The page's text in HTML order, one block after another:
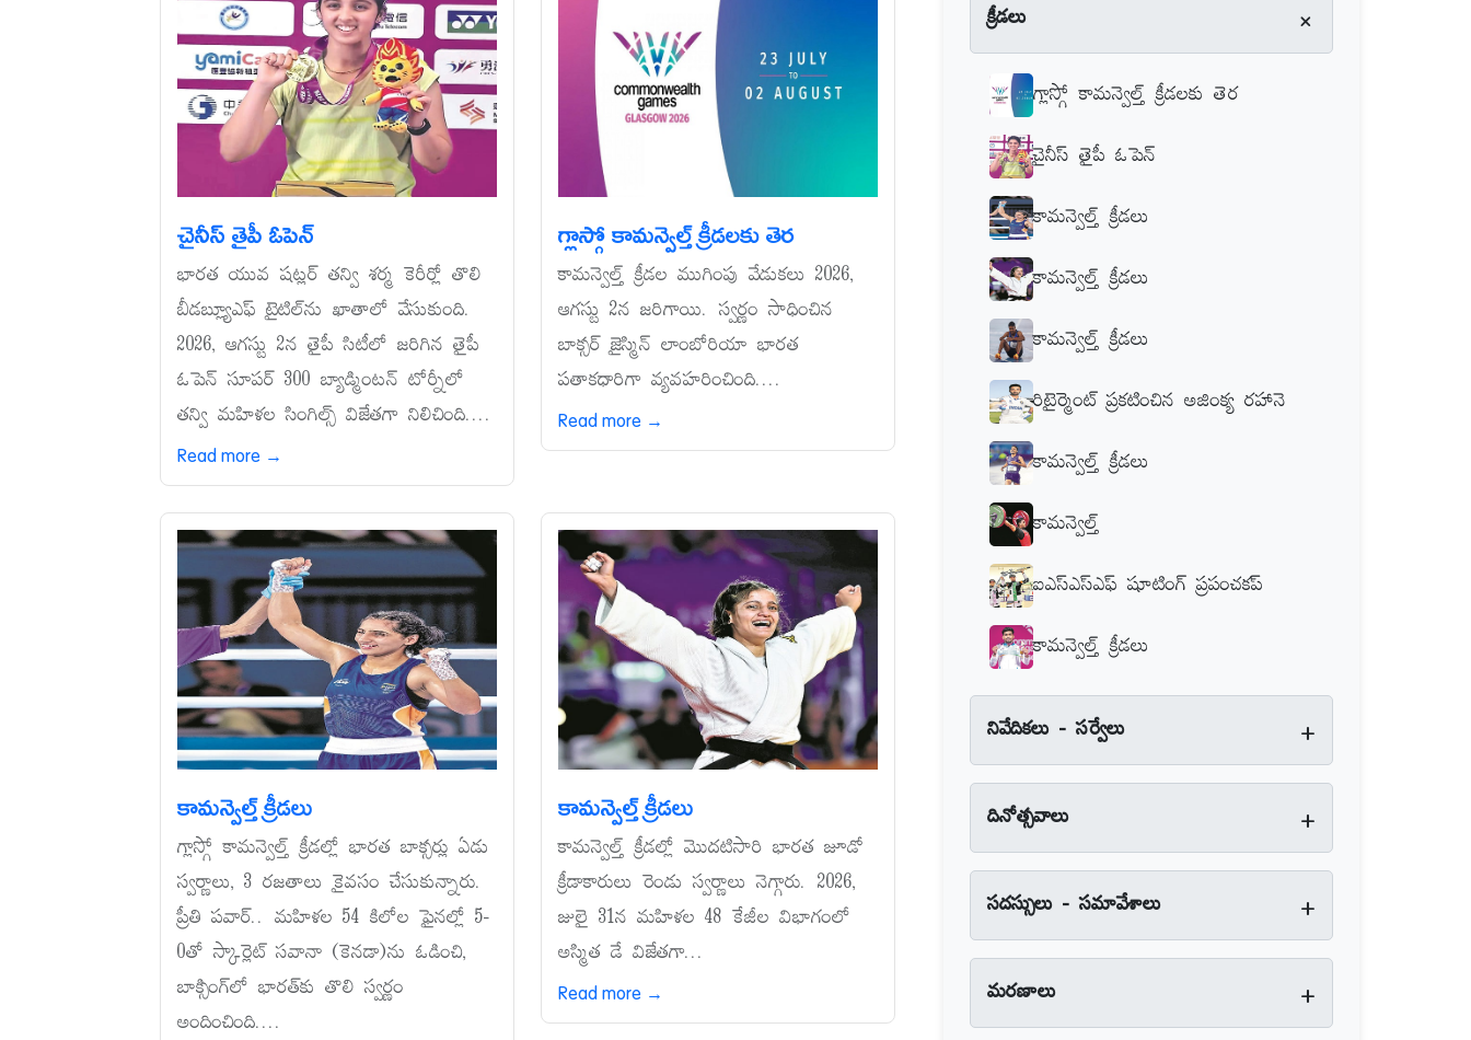
చైనీస్‌ తైపీ ఓపెన్‌
భారత యువ షట్లర్‌ తన్వి శర్మ కెరీర్లో తొలి
బీడబ్ల్యూఎఫ్‌ టైటిల్‌ను ఖాతాలో వేసుకుంది.
2026, ఆగస్టు 2న తైపీ సిటీలో జరిగిన తైపీ
ఓపెన్‌ సూపర్‌ 300 బ్యాడ్మింటన్‌ టోర్నీలో
తన్వి మహిళల సింగిల్స్‌ విజేతగా నిలిచింది....
Read more →
గ్లాస్గో కామన్వెల్త్‌ క్రీడలకు తెర
కామన్వెల్త్‌ క్రీడల ముగింపు వేడుకలు 2026,
ఆగస్టు 2న జరిగాయి. స్వర్ణం సాధించిన
బాక్సర్‌ జైస్మిన్‌ లాంబోరియా భారత
పతాకధారిగా వ్యవహరించింది....
Read more →
కామన్వెల్త్‌ క్రీడలు
గ్లాస్గో కామన్వెల్త్‌ క్రీడల్లో భారత బాక్సర్లు ఏడు
స్వర్ణాలు, 3 రజతాలు కైవసం చేసుకున్నారు.
ప్రీతి పవార్‌.. మహిళల 54 కిలోల ఫైనల్లో 5-
0తో స్కార్లెట్‌ సవానా (కెనడా)ను ఓడించి,
బాక్సింగ్‌లో భారత్‌కు తొలి స్వర్ణం
అందించింది....
కామన్వెల్త్‌ క్రీడలు
కామన్వెల్త్‌ క్రీడల్లో మొదటిసారి భారత జూడో
క్రీడాకారులు రెండు స్వర్ణాలు నెగ్గారు. 2026,
జులై 31న మహిళల 48 కేజీల విభాగంలో
అస్మిత డే విజేతగా...
Read more →
క్రీడలు +
గ్లాస్గో కామన్వెల్త్‌ క్రీడలకు తెర
చైనీస్‌ తైపీ ఓపెన్‌
కామన్వెల్త్‌ క్రీడలు
కామన్వెల్త్‌ క్రీడలు
కామన్వెల్త్‌ క్రీడలు
రిటైర్మెంట్‌ ప్రకటించిన అజింక్య రహానె
కామన్వెల్త్‌ క్రీడలు
కామన్వెల్త్‌
ఐఎస్‌ఎస్‌ఎఫ్‌ షూటింగ్‌ ప్రపంచకప్‌
కామన్వెల్త్‌ క్రీడలు
నివేదికలు - సర్వేలు +
దినోత్సవాలు +
సదస్సులు - సమావేశాలు +
మరణాలు +